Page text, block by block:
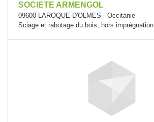
SOCIETE ARMENGOL
09600 LAROQUE-D'OLMES - Occitanie
Sciage et rabotage du bois, hors imprégnation